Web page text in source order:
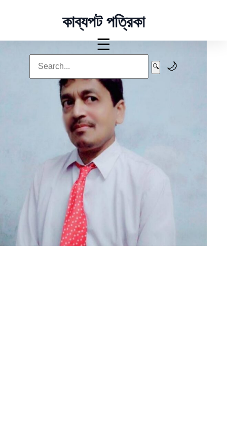
কাব্যপট পত্রিকা
☰
🔍 🌙